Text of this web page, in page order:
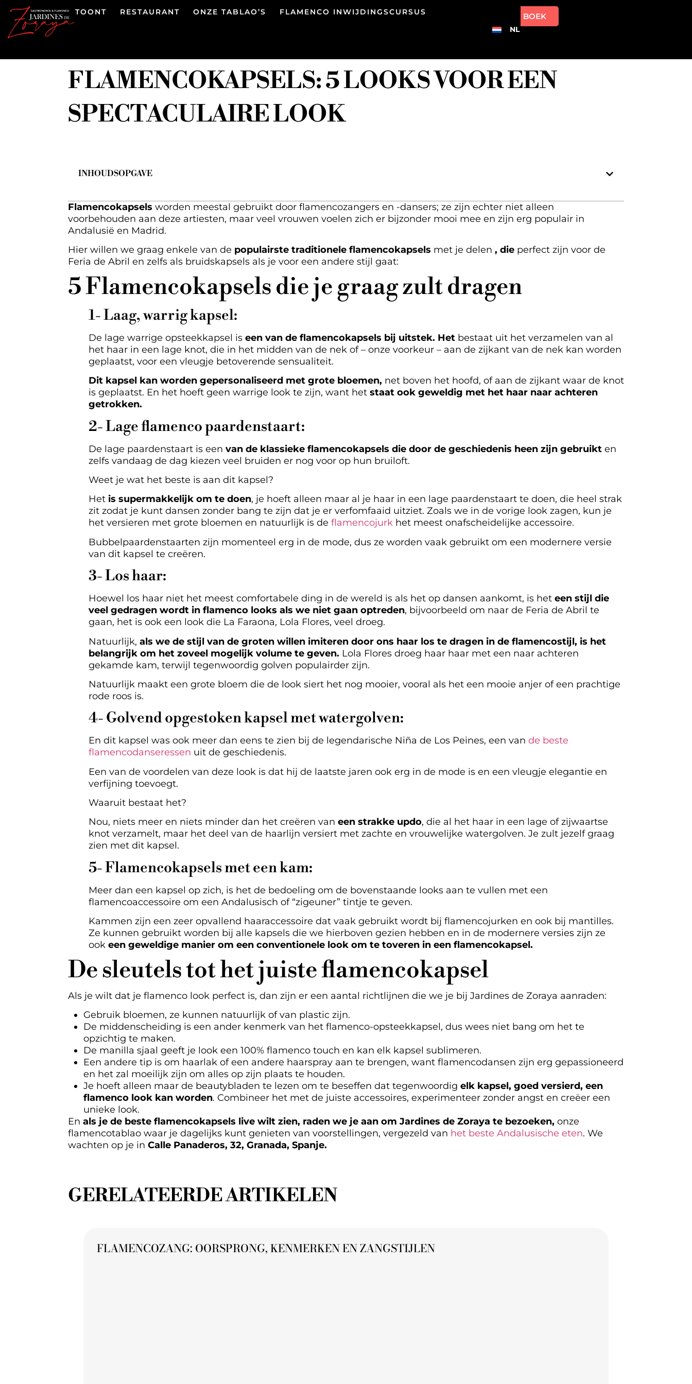
TOONT RESTAURANT ONZE TABLAO’S
FLAMENCO INWIJDINGSCURSUS
NL
BOEK
FLAMENCOKAPSELS: 5 LOOKS VOOR EEN
SPECTACULAIRE LOOK
INHOUDSOPGAVE
Flamencokapsels worden meestal gebruikt door flamencozangers en -dansers; ze zijn echter niet alleen
voorbehouden aan deze artiesten, maar veel vrouwen voelen zich er bijzonder mooi mee en zijn erg populair in
Andalusië en Madrid.
Hier willen we graag enkele van de populairste traditionele flamencokapsels met je delen , die perfect zijn voor de
Feria de Abril en zelfs als bruidskapsels als je voor een andere stijl gaat:
5 Flamencokapsels die je graag zult dragen
1- Laag, warrig kapsel:
De lage warrige opsteekkapsel is een van de flamencokapsels bij uitstek. Het bestaat uit het verzamelen van al
het haar in een lage knot, die in het midden van de nek of – onze voorkeur – aan de zijkant van de nek kan worden
geplaatst, voor een vleugje betoverende sensualiteit.
Dit kapsel kan worden gepersonaliseerd met grote bloemen, net boven het hoofd, of aan de zijkant waar de knot
is geplaatst. En het hoeft geen warrige look te zijn, want het staat ook geweldig met het haar naar achteren
getrokken.
2- Lage flamenco paardenstaart:
De lage paardenstaart is een van de klassieke flamencokapsels die door de geschiedenis heen zijn gebruikt en
zelfs vandaag de dag kiezen veel bruiden er nog voor op hun bruiloft.
Weet je wat het beste is aan dit kapsel?
Het is supermakkelijk om te doen, je hoeft alleen maar al je haar in een lage paardenstaart te doen, die heel strak
zit zodat je kunt dansen zonder bang te zijn dat je er verfomfaaid uitziet. Zoals we in de vorige look zagen, kun je
het versieren met grote bloemen en natuurlijk is de flamencojurk het meest onafscheidelijke accessoire.
Bubbelpaardenstaarten zijn momenteel erg in de mode, dus ze worden vaak gebruikt om een modernere versie
van dit kapsel te creëren.
3- Los haar:
Hoewel los haar niet het meest comfortabele ding in de wereld is als het op dansen aankomt, is het een stijl die
veel gedragen wordt in flamenco looks als we niet gaan optreden, bijvoorbeeld om naar de Feria de Abril te
gaan, het is ook een look die La Faraona, Lola Flores, veel droeg.
Natuurlijk, als we de stijl van de groten willen imiteren door ons haar los te dragen in de flamencostijl, is het
belangrijk om het zoveel mogelijk volume te geven. Lola Flores droeg haar haar met een naar achteren
gekamde kam, terwijl tegenwoordig golven populairder zijn.
Natuurlijk maakt een grote bloem die de look siert het nog mooier, vooral als het een mooie anjer of een prachtige
rode roos is.
4- Golvend opgestoken kapsel met watergolven:
En dit kapsel was ook meer dan eens te zien bij de legendarische Niña de Los Peines, een van de beste
flamencodanseressen uit de geschiedenis.
Een van de voordelen van deze look is dat hij de laatste jaren ook erg in de mode is en een vleugje elegantie en
verfijning toevoegt.
Waaruit bestaat het?
Nou, niets meer en niets minder dan het creëren van een strakke updo, die al het haar in een lage of zijwaartse
knot verzamelt, maar het deel van de haarlijn versiert met zachte en vrouwelijke watergolven. Je zult jezelf graag
zien met dit kapsel.
5- Flamencokapsels met een kam:
Meer dan een kapsel op zich, is het de bedoeling om de bovenstaande looks aan te vullen met een
flamencoaccessoire om een Andalusisch of “zigeuner” tintje te geven.
Kammen zijn een zeer opvallend haaraccessoire dat vaak gebruikt wordt bij flamencojurken en ook bij mantilles.
Ze kunnen gebruikt worden bij alle kapsels die we hierboven gezien hebben en in de modernere versies zijn ze
ook een geweldige manier om een conventionele look om te toveren in een flamencokapsel.
De sleutels tot het juiste flamencokapsel
Als je wilt dat je flamenco look perfect is, dan zijn er een aantal richtlijnen die we je bij Jardines de Zoraya aanraden:
Gebruik bloemen, ze kunnen natuurlijk of van plastic zijn.
De middenscheiding is een ander kenmerk van het flamenco-opsteekkapsel, dus wees niet bang om het te
opzichtig te maken.
De manilla sjaal geeft je look een 100% flamenco touch en kan elk kapsel sublimeren.
Een andere tip is om haarlak of een andere haarspray aan te brengen, want flamencodansen zijn erg gepassioneerd
en het zal moeilijk zijn om alles op zijn plaats te houden.
Je hoeft alleen maar de beautybladen te lezen om te beseffen dat tegenwoordig elk kapsel, goed versierd, een
flamenco look kan worden. Combineer het met de juiste accessoires, experimenteer zonder angst en creëer een
unieke look.
En als je de beste flamencokapsels live wilt zien, raden we je aan om Jardines de Zoraya te bezoeken, onze
flamencotablao waar je dagelijks kunt genieten van voorstellingen, vergezeld van het beste Andalusische eten. We
wachten op je in Calle Panaderos, 32, Granada, Spanje.
GERELATEERDE ARTIKELEN
FLAMENCOZANG: OORSPRONG, KENMERKEN EN ZANGSTIJLEN